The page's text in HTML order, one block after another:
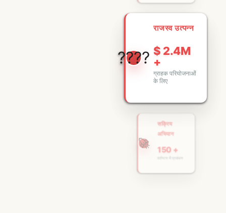
????
राजस्व उत्पन्न
$ 2.4M
+
ग्राहक परियोजनाओं
के लिए
🚀
सक्रिय
अभियान
150 +
वर्तमान में प्रबंधन